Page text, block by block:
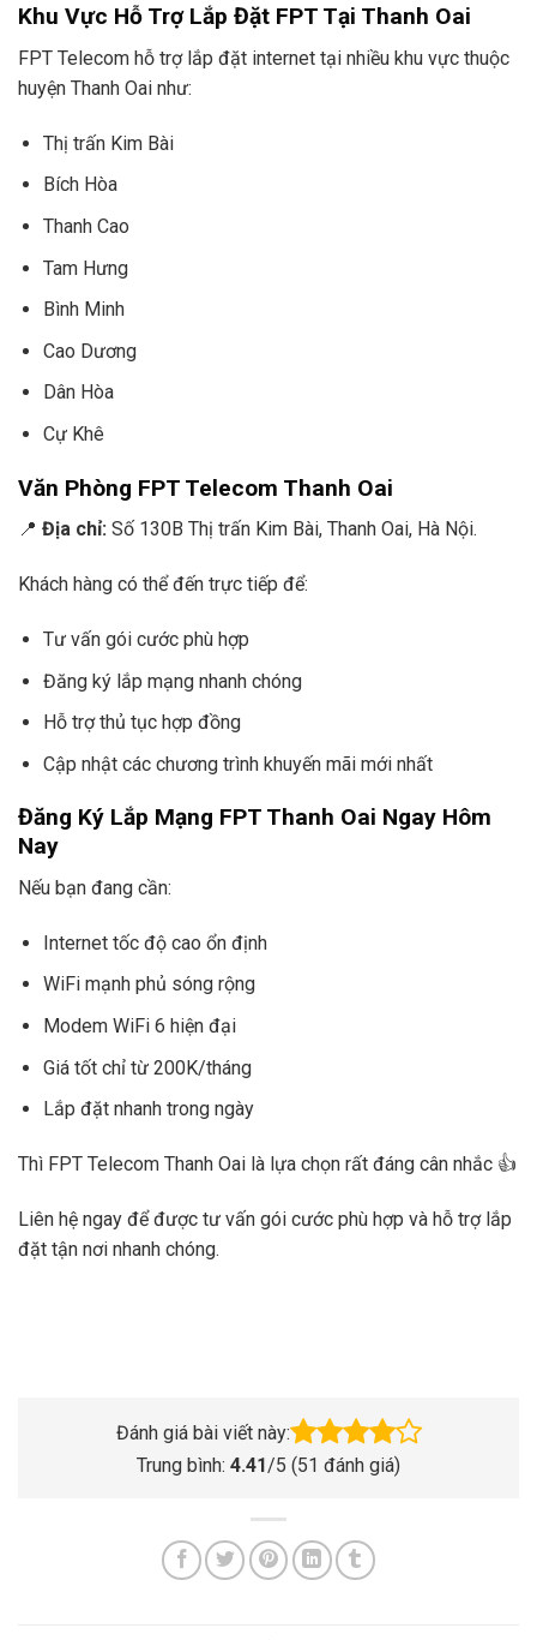
Khu Vực Hỗ Trợ Lắp Đặt FPT Tại Thanh Oai
FPT Telecom hỗ trợ lắp đặt internet tại nhiều khu vực thuộc
huyện Thanh Oai như:
Thị trấn Kim Bài
Bích Hòa
Thanh Cao
Tam Hưng
Bình Minh
Cao Dương
Dân Hòa
Cự Khê
Văn Phòng FPT Telecom Thanh Oai
📍 Địa chỉ: Số 130B Thị trấn Kim Bài, Thanh Oai, Hà Nội.
Khách hàng có thể đến trực tiếp để:
Tư vấn gói cước phù hợp
Đăng ký lắp mạng nhanh chóng
Hỗ trợ thủ tục hợp đồng
Cập nhật các chương trình khuyến mãi mới nhất
Đăng Ký Lắp Mạng FPT Thanh Oai Ngay Hôm
Nay
Nếu bạn đang cần:
Internet tốc độ cao ổn định
WiFi mạnh phủ sóng rộng
Modem WiFi 6 hiện đại
Giá tốt chỉ từ 200K/tháng
Lắp đặt nhanh trong ngày
Thì FPT Telecom Thanh Oai là lựa chọn rất đáng cân nhắc 👍
Liên hệ ngay để được tư vấn gói cước phù hợp và hỗ trợ lắp
đặt tận nơi nhanh chóng.
Đánh giá bài viết này:
Trung bình: 4.41/5 (51 đánh giá)